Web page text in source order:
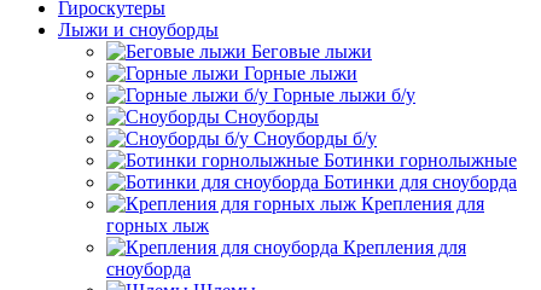
Гироскутеры
Лыжи и сноуборды
Беговые лыжи
Горные лыжи
Горные лыжи б/у
Сноуборды
Сноуборды б/у
Ботинки горнолыжные
Ботинки для сноуборда
Крепления для
горных лыж
Крепления для
сноуборда